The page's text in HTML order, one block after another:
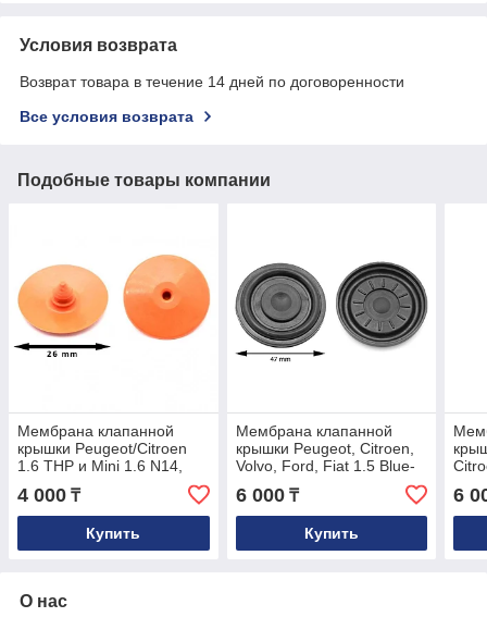
Условия возврата
Возврат товара в течение 14 дней по договоренности
Все условия возврата
Подобные товары компании
Мембрана клапанной
крышки Peugeot/Citroen
1.6 THP и Mini 1.6 N14,
4 000 ₸
Купить
Мембрана клапанной
крышки Peugeot, Citroen,
Volvo, Ford, Fiat 1.5 Blue-
HDI 9827622780
6 000₸
Купить
6
О нас